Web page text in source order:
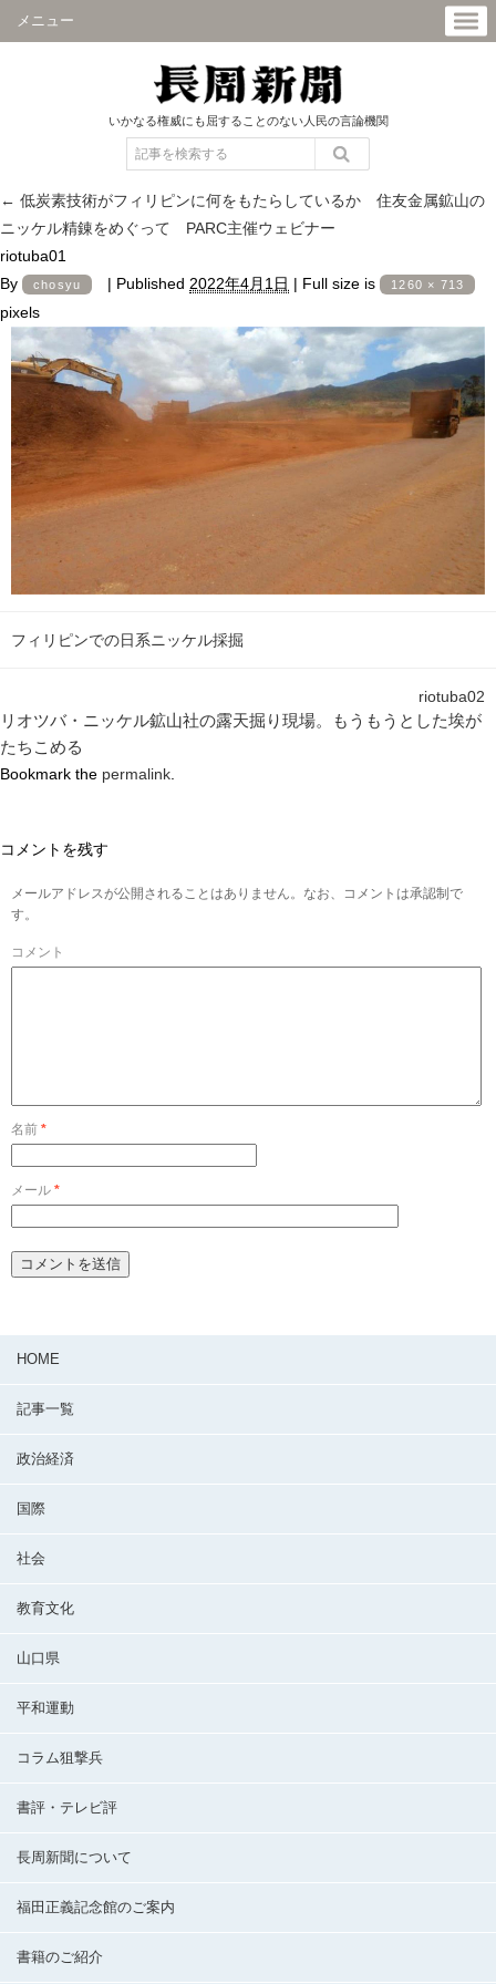
メニュー
いかなる権威にも屈することのない人民の言論機関
← 低炭素技術がフィリピンに何をもたらしているか 住友金属鉱山の
ニッケル精錬をめぐって PARC主催ウェビナー
riotuba01
By
chosyu | Published 2022年4月1日 | Full size is 1260 × 713
pixels
フィリピンでの日系ニッケル採掘
riotuba02
リオツバ・ニッケル鉱山社の露天掘り現場。もうもうとした埃が
たちこめる
Bookmark the permalink
コメントを残す
メールアドレスが公開されることはありません。なお、コメントは承認制で
す。
コメント
名前 *
メール *
HOME
記事一覧
政治経済
国際
社会
教育文化
山口県
平和運動
コラム狙撃兵
書評・テレビ評
長周新聞について
福田正義記念館のご案内
書籍のご紹介